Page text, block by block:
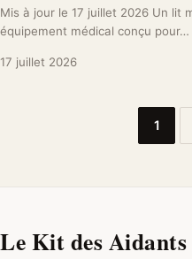
Mis à jour le 17 juillet 2026 Un lit
équipement médical conçu pour…
17 juillet 2026
1
Le Kit des Aidants